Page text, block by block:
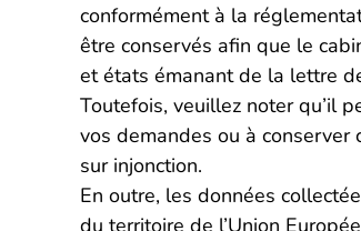
conformément à la
être conservés afin que le
et états émanant de la lettre
Toutefois, veuillez noter qu’il
vos demandes ou à
sur injonction.
En outre, les données
du territoire de l’Union